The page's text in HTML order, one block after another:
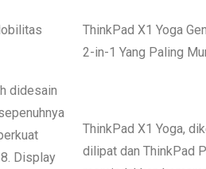
didesain
Display
ThinkPad X1 Yoga
2-in-1 Yang Paling
ThinkPad X1 Yoga,
dilipat dan ThinkPad